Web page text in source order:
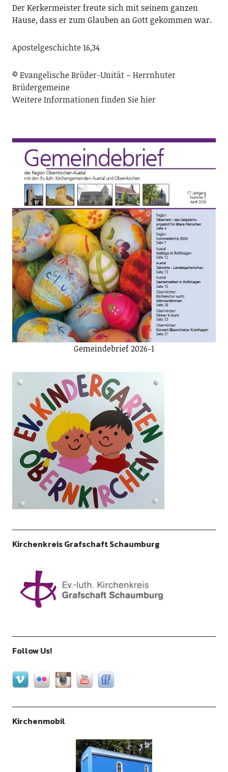
Der Kerkermeister freute sich mit seinem ganzen
Hause, dass er zum Glauben an Gott gekommen war.
Apostelgeschichte 16,34
© Evangelische Brüder-Unität – Herrnhuter
Brüdergemeine
Weitere Informationen finden Sie hier
Gemeindebrief 2026-1
Kirchenkreis Grafschaft Schaumburg
Follow Us!
Kirchenmobil